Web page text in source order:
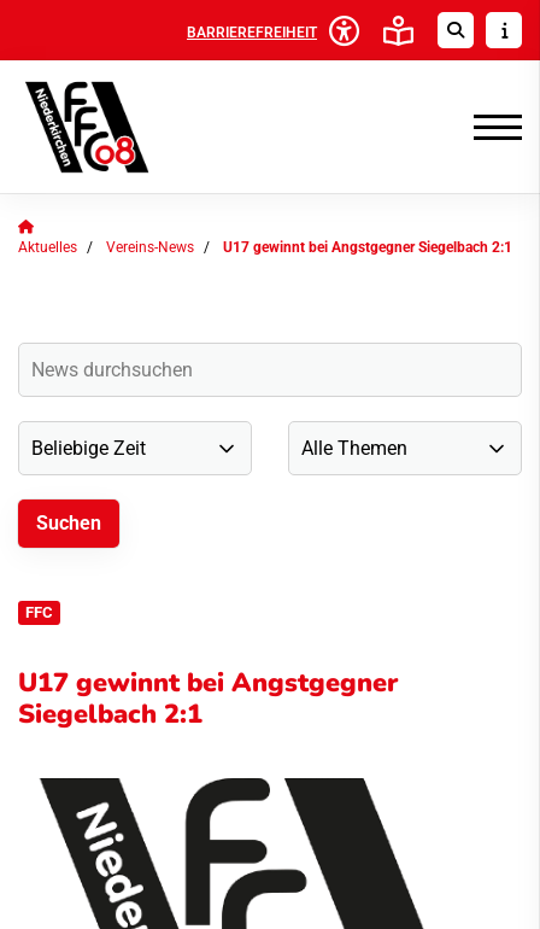
BARRIEREFREIHEIT
Aktuelles Vereins-News U17 gewinnt bei Angstgegner Siegelbach 2:1
FFC
U17 gewinnt bei Angstgegner
Siegelbach 2:1